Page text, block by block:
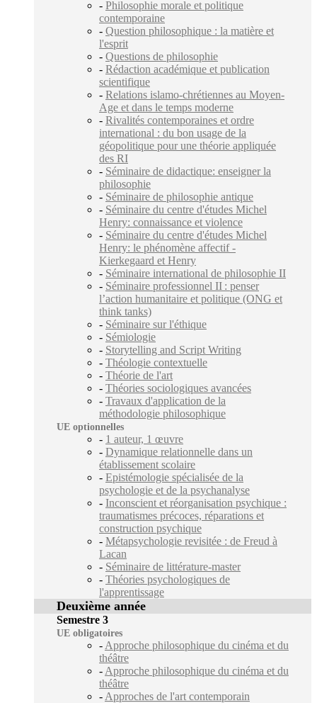
- Philosophie morale et politique
contemporaine
- Question philosophique : la matière et
l'esprit
- Questions de philosophie
- Rédaction académique et publication
scientifique
- Relations islamo-chrétiennes au Moyen-
Age et dans le temps moderne
- Rivalités contemporaines et ordre
international : du bon usage de la
géopolitique pour une théorie appliquée
des RI
- Séminaire de didactique: enseigner la
philosophie
- Séminaire de philosophie antique
- Séminaire du centre d'études Michel
Henry: connaissance et violence
- Séminaire du centre d'études Michel
Henry: le phénomène affectif -
Kierkegaard et Henry
- Séminaire international de philosophie II
- Séminaire professionnel II : penser
l’action humanitaire et politique (ONG et
think tanks)
- Séminaire sur l'éthique
- Sémiologie
- Storytelling and Script Writing
- Théologie contextuelle
- Théorie de l'art
- Théories sociologiques avancées
- Travaux d'application de la
méthodologie philosophique
UE optionnelles
- 1 auteur, 1 œuvre
- Dynamique relationnelle dans un
établissement scolaire
- Epistémologie spécialisée de la
psychologie et de la psychanalyse
- Inconscient et réorganisation psychique :
traumatismes précoces, réparations et
construction psychique
- Métapsychologie revisitée : de Freud à
Lacan
- Séminaire de littérature-master
- Théories psychologiques de
l'apprentissage
Deuxième année
Semestre 3
UE obligatoires
- Approche philosophique du cinéma et du
théâtre
- Approche philosophique du cinéma et du
théâtre
- Approches de l'art contemporain